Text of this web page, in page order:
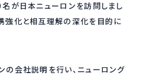
が日本ニューロンを訪問しまし
強化と相互理解の深化を目的に
の会社説明を行い、ニューロング